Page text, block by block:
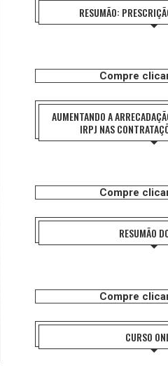
RESUMÃO:
Compre
AUMENTANDO A
IRPJ NAS
Compre
RESUMÃO
Compre
CURSO